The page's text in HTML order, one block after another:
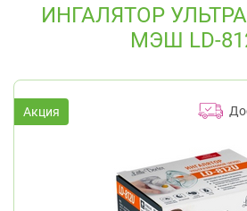
ИНГАЛЯТОР
МЭШ LD-